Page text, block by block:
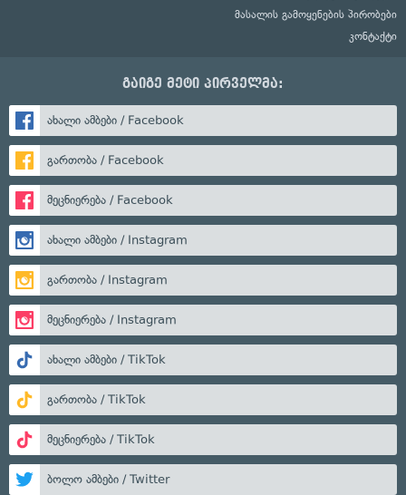
მასალის გამოყენების პირობები
კონტაქტი
გაიგე მეტი პირველმა:
ახალი ამბები / Facebook
გართობა / Facebook
მეცნიერება / Facebook
ახალი ამბები / Instagram
გართობა / Instagram
მეცნიერება / Instagram
ახალი ამბები / TikTok
გართობა / TikTok
მეცნიერება / TikTok
ბოლო ამბები / Twitter